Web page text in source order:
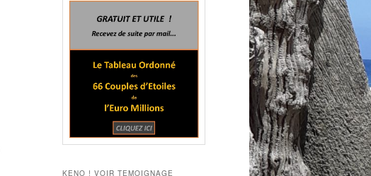
KENO ! VOIR TEMOIGNAGE